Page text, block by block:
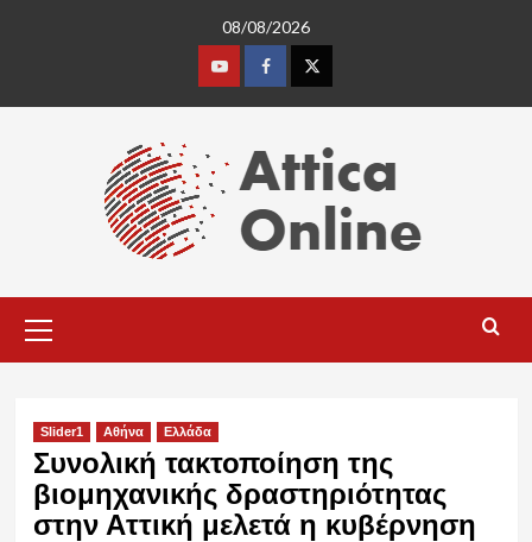
08/08/2026
YoutubeFacebookTwitter
Menu
Slider1 Αθήνα Ελλάδα
Συνολική τακτοποίηση της
βιομηχανικής δραστηριότητας
στην Αττική μελετά η κυβέρνηση